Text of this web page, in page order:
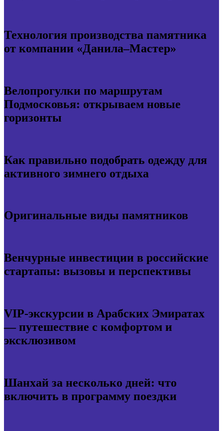
Технология производства памятника
от компании «Данила–Мастер»
Велопрогулки по маршрутам
Подмосковья: открываем новые
горизонты
Как правильно подобрать одежду для
активного зимнего отдыха
Оригинальные виды памятников
Венчурные инвестиции в российские
стартапы: вызовы и перспективы
VIP-экскурсии в Арабских Эмиратах
— путешествие с комфортом и
эксклюзивом
Шанхай за несколько дней: что
включить в программу поездки